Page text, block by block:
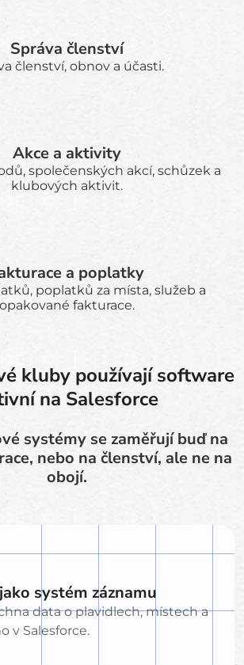
Správa členství
členství, obnov a účasti.
Akce a aktivity
společenských akcí, schůzek a
klubových aktivit.
a poplatky
poplatků za místa, služeb a
opakované fakturace.
kluby používají software
na Salesforce
systémy se zaměřují buď na
nebo na členství, ale ne na
obojí.
systém záznamu
data o plavidlech, místech a
v Salesforce.